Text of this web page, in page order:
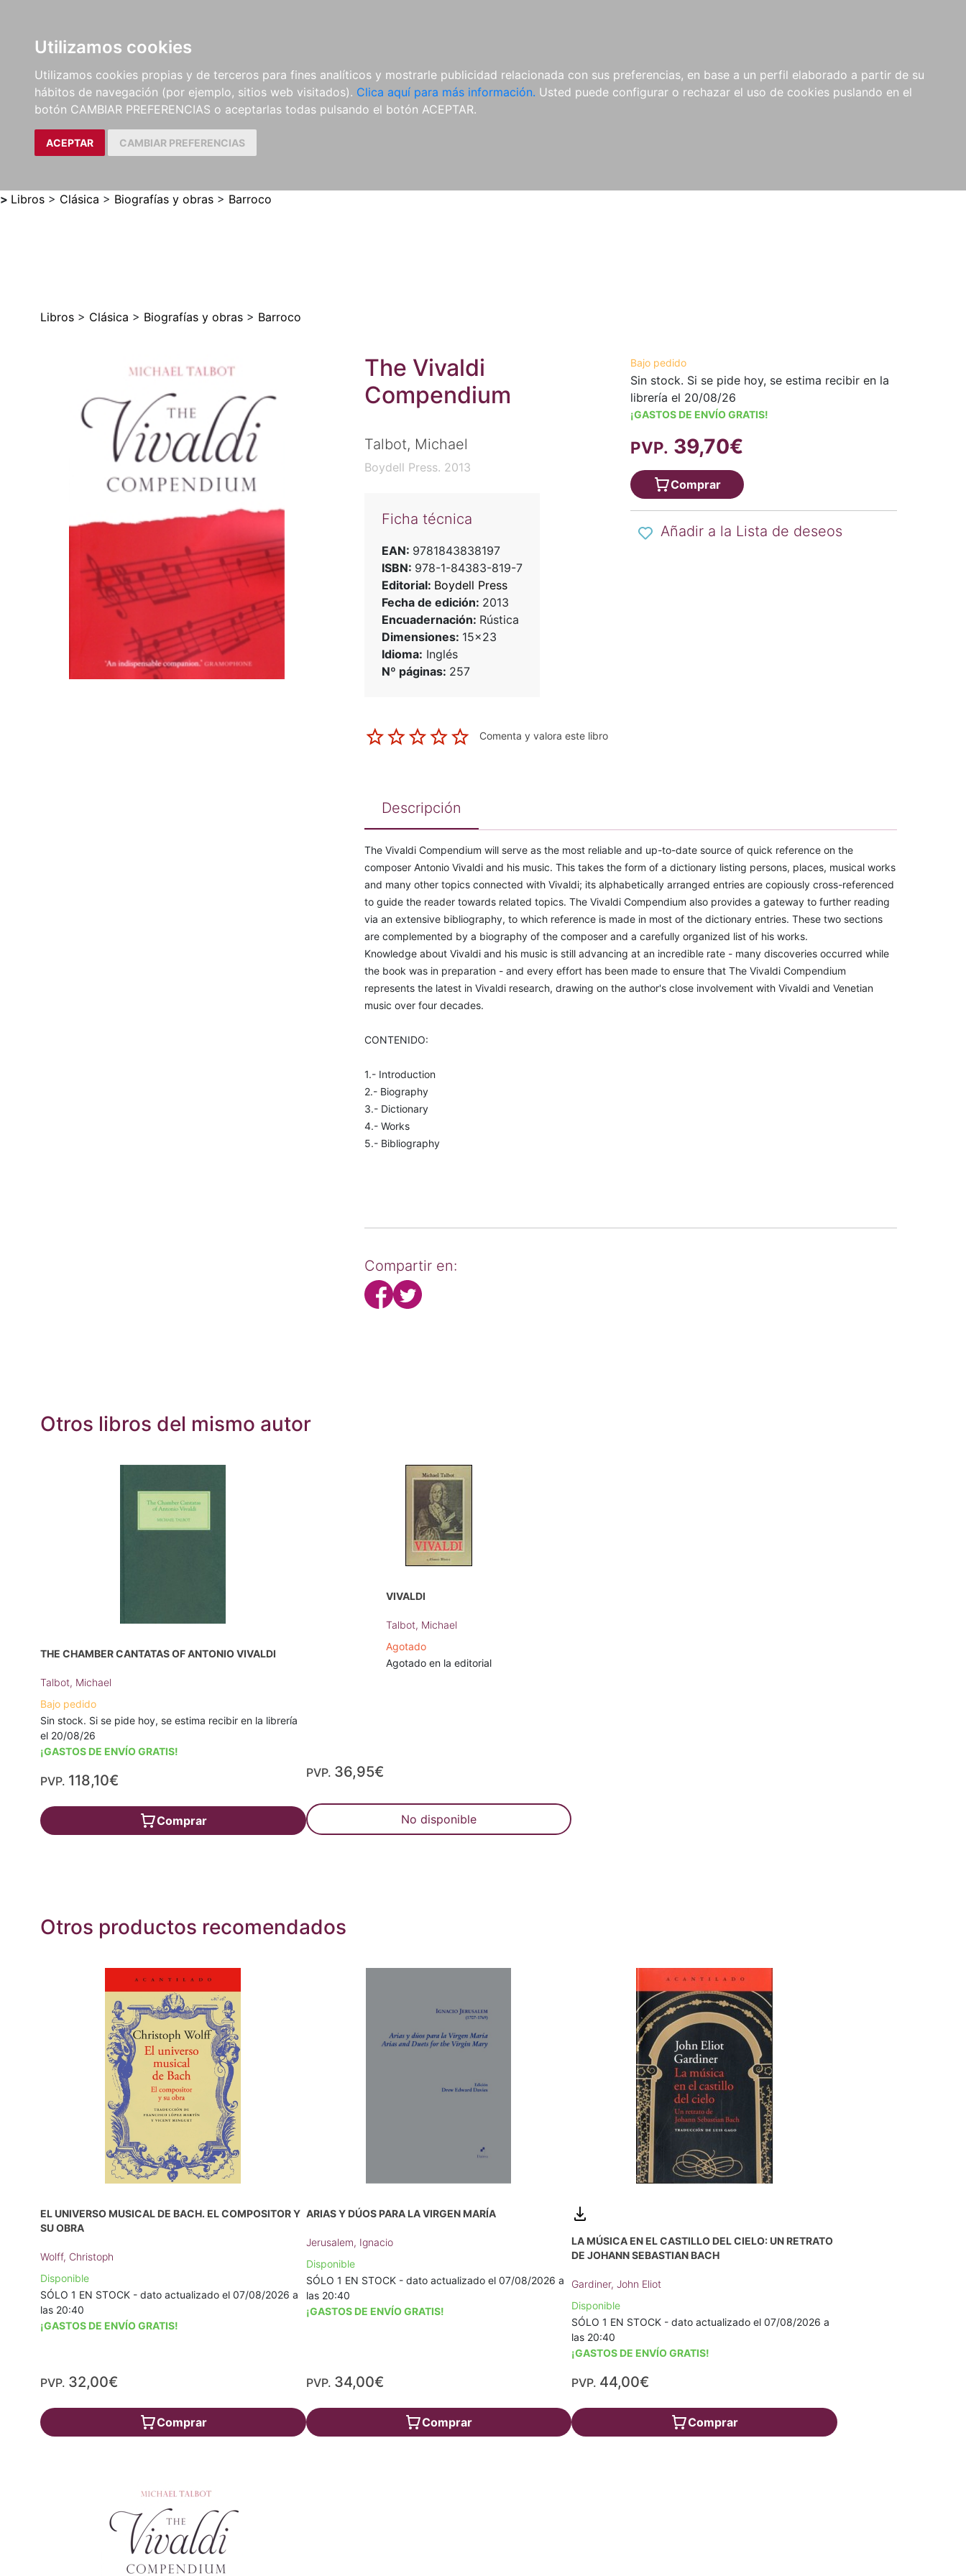
Utilizamos cookies
Utilizamos cookies propias y de terceros para fines analíticos y mostrarle publicidad relacionada con sus preferencias, en base a un perfil elaborado a partir de su
hábitos de navegación (por ejemplo, sitios web visitados). Clica aquí para más información. Usted puede configurar o rechazar el uso de cookies puslando en el
botón CAMBIAR PREFERENCIAS o aceptarlas todas pulsando el botón ACEPTAR.
ACEPTAR CAMBIAR PREFERENCIAS
LIBROS
MÉTODOS Y
EJERCICIOS
PARTITURAS Y EDICIONES
CRÍTICAS
REVISTAS
CDS Y
DVDS
MATERIAL
COMPLEMENTARIO
NOVEDADES NOTICIAS
COMPRAS
INSTITUCIONALES
> Libros > Clásica > Biografías y obras > Barroco
Libros > Clásica > Biografías y obras > Barroco
The Vivaldi
Compendium
Talbot, Michael
Boydell Press. 2013
Ficha técnica
EAN: 9781843838197
ISBN: 978-1-84383-819-7
Editorial: Boydell Press
Fecha de edición: 2013
Encuadernación: Rústica
Dimensiones: 15x23
Idioma: Inglés
Nº páginas: 257
Comenta y valora este libro
Bajo pedido
Sin stock. Si se pide hoy, se estima recibir en la
librería el 20/08/26
¡GASTOS DE ENVÍO GRATIS!
PVP. 39,70€
Comprar
Añadir a la Lista de deseos
Descripción
The Vivaldi Compendium will serve as the most reliable and up-to-date source of quick reference on the
composer Antonio Vivaldi and his music. This takes the form of a dictionary listing persons, places, musical works
and many other topics connected with Vivaldi; its alphabetically arranged entries are copiously cross-referenced
to guide the reader towards related topics. The Vivaldi Compendium also provides a gateway to further reading
via an extensive bibliography, to which reference is made in most of the dictionary entries. These two sections
are complemented by a biography of the composer and a carefully organized list of his works.
Knowledge about Vivaldi and his music is still advancing at an incredible rate - many discoveries occurred while
the book was in preparation - and every effort has been made to ensure that The Vivaldi Compendium
represents the latest in Vivaldi research, drawing on the author's close involvement with Vivaldi and Venetian
music over four decades.
CONTENIDO:
1.- Introduction
2.- Biography
3.- Dictionary
4.- Works
5.- Bibliography
Compartir en:
Otros libros del mismo autor
THE CHAMBER CANTATAS OF ANTONIO VIVALDI
Talbot, Michael
Bajo pedido
Sin stock. Si se pide hoy, se estima recibir en la librería
el 20/08/26
¡GASTOS DE ENVÍO GRATIS!
PVP. 118,10€
Comprar
VIVALDI
Talbot, Michael
Agotado
Agotado en la editorial
PVP. 36,95€
No disponible
Otros productos recomendados
EL UNIVERSO MUSICAL DE BACH. EL COMPOSITOR Y
SU OBRA
Wolff, Christoph
Disponible
SÓLO 1 EN STOCK - dato actualizado el 07/08/2026 a
las 20:40
¡GASTOS DE ENVÍO GRATIS!
PVP. 32,00€
Comprar
ARIAS Y DÚOS PARA LA VIRGEN MARÍA
Jerusalem, Ignacio
Disponible
SÓLO 1 EN STOCK - dato actualizado el 07/08/2026 a
las 20:40
¡GASTOS DE ENVÍO GRATIS!
PVP. 34,00€
Comprar
LA MÚSICA EN EL CASTILLO DEL CIELO: UN RETRATO
DE JOHANN SEBASTIAN BACH
Gardiner, John Eliot
Disponible
SÓLO 1 EN STOCK - dato actualizado el 07/08/2026 a
las 20:40
¡GASTOS DE ENVÍO GRATIS!
PVP. 44,00€
Comprar